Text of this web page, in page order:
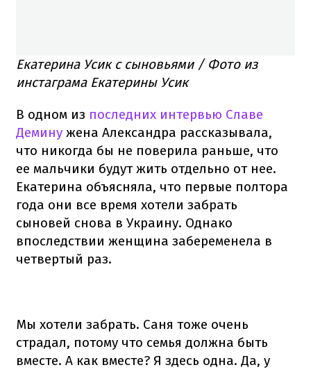
Екатерина Усик с сыновьями / Фото из
инстаграма Екатерины Усик
В одном из последних интервью Славе
Демину жена Александра рассказывала,
что никогда бы не поверила раньше, что
ее мальчики будут жить отдельно от нее.
Екатерина объясняла, что первые полтора
года они все время хотели забрать
сыновей снова в Украину. Однако
впоследствии женщина забеременела в
четвертый раз.
Мы хотели забрать. Саня тоже очень
страдал, потому что семья должна быть
вместе. А как вместе? Я здесь одна. Да, у